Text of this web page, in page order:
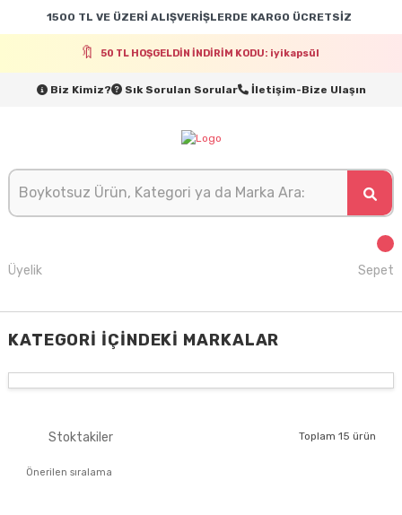
1500 TL VE ÜZERİ ALIŞVERİŞLERDE KARGO ÜCRETSİZ
50 TL HOŞGELDİN İNDİRİM KODU: iyikapsül
Biz Kimiz? Sık Sorulan Sorular İletişim-Bize Ulaşın
Üyelik Sepet
KATEGORI İÇINDEKI MARKALAR
Stoktakiler Toplam 15 ürün